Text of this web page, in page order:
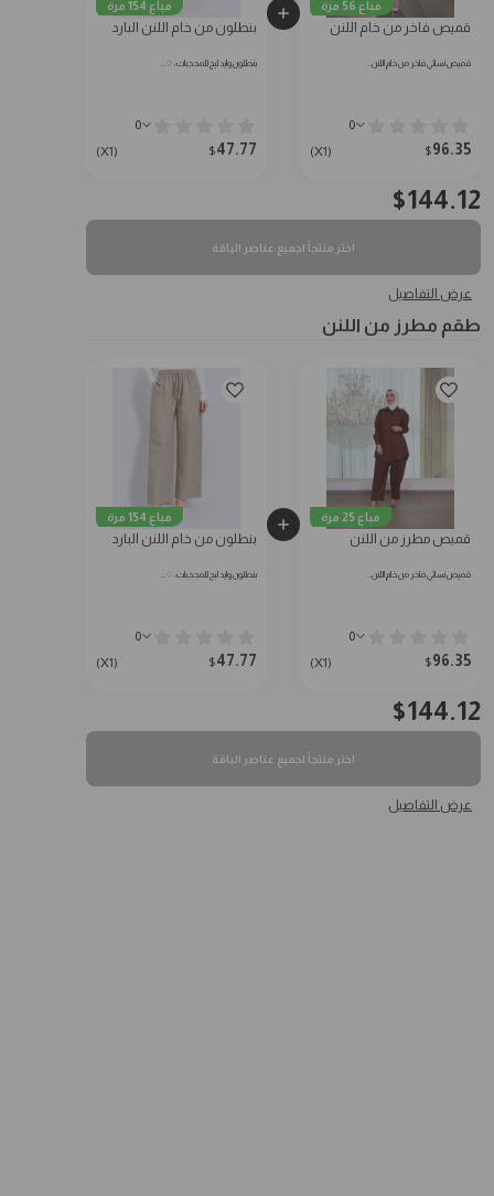
مباع 56 مرة
قميص فاخر من خام اللنن
قميص نسائي فاخر من خام اللنن…
0
96.35
$
(X1)
مباع 154 مرة
بنطلون من خام اللنن البارد
بنطلون وايد ليج للمحجبات: ♢…
0
47.77
$
(X1)
144.12
$
اختر منتجاً لجميع عناصر الباقة
عرض التفاصيل
طقم مطرز من اللنن
مباع 25 مرة
قميص مطرز من اللنن
قميص نسائي فاخر من خام اللنن…
0
96.35
$
(X1)
مباع 154 مرة
بنطلون من خام اللنن البارد
بنطلون وايد ليج للمحجبات: ♢…
0
47.77
$
(X1)
144.12
$
اختر منتجاً لجميع عناصر الباقة
عرض التفاصيل